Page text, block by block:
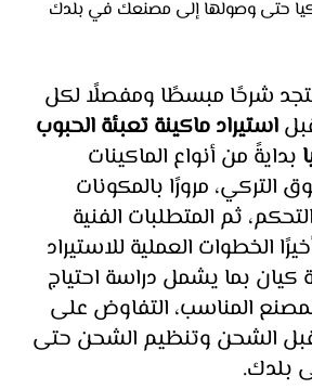
حتى وصولها إلى مصنعك في بلدك
شرحًا مبسطًا ومفصلًا لكل
استيراد ماكينة تعبئة الحبوب
بدايةً من أنواع الماكينات
التركي، مرورًا بالمكونات
ثم المتطلبات الفنية
الخطوات العملية للاستيراد
بما يشمل دراسة احتياج
المناسب، التفاوض على
الشحن وتنظيم الشحن حتى
بلدك.